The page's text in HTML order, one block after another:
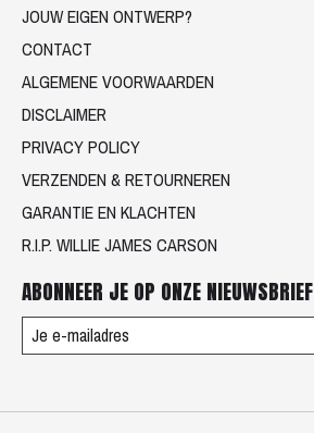
JOUW EIGEN ONTWERP?
CONTACT
ALGEMENE VOORWAARDEN
DISCLAIMER
PRIVACY POLICY
VERZENDEN & RETOURNEREN
GARANTIE EN KLACHTEN
R.I.P. WILLIE JAMES CARSON
ABONNEER JE OP ONZE NIEUWSBRIEF